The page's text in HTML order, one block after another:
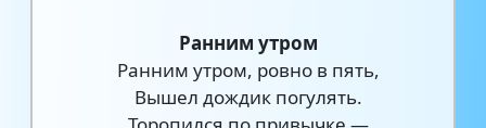
Ранним утром
Ранним утром, ровно в пять,
Вышел дождик погулять.